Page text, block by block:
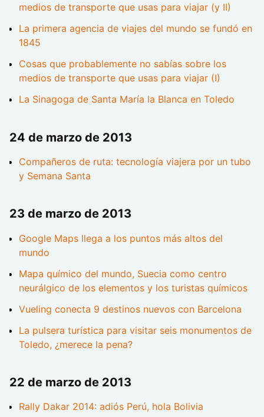
medios de transporte que usas para viajar (y II)
La primera agencia de viajes del mundo se fundó en
1845
Cosas que probablemente no sabías sobre los
medios de transporte que usas para viajar (I)
La Sinagoga de Santa María la Blanca en Toledo
24 de marzo de 2013
Compañeros de ruta: tecnología viajera por un tubo
y Semana Santa
23 de marzo de 2013
Google Maps llega a los puntos más altos del
mundo
Mapa químico del mundo, Suecia como centro
neurálgico de los elementos y los turistas químicos
Vueling conecta 9 destinos nuevos con Barcelona
La pulsera turística para visitar seis monumentos de
Toledo, ¿merece la pena?
22 de marzo de 2013
Rally Dakar 2014: adiós Perú, hola Bolivia